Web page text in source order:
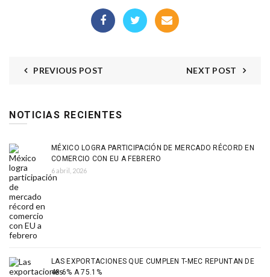
PREVIOUS POST NEXT POST
NOTICIAS RECIENTES
MÉXICO LOGRA PARTICIPACIÓN DE MERCADO RÉCORD EN
COMERCIO CON EU A FEBRERO
6 abril, 2026
LAS EXPORTACIONES QUE CUMPLEN T-MEC REPUNTAN DE
48.6% A 75.1%